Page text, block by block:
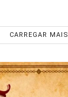
CARREGAR MAIS